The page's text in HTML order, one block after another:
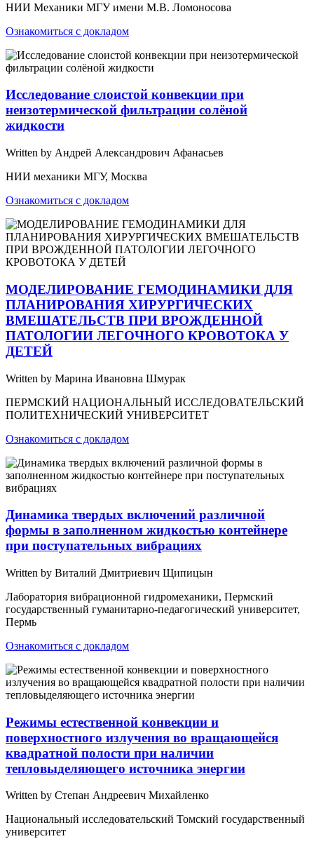
НИИ Механики МГУ имени М.В. Ломоносова
Ознакомиться с докладом
Исследование слоистой конвекции при
неизотермической фильтрации солёной
жидкости
Written by Андрей Александрович Афанасьев
НИИ механики МГУ, Москва
Ознакомиться с докладом
МОДЕЛИРОВАНИЕ ГЕМОДИНАМИКИ ДЛЯ
ПЛАНИРОВАНИЯ ХИРУРГИЧЕСКИХ
ВМЕШАТЕЛЬСТВ ПРИ ВРОЖДЕННОЙ
ПАТОЛОГИИ ЛЕГОЧНОГО КРОВОТОКА У
ДЕТЕЙ
Written by Марина Ивановна Шмурак
ПЕРМСКИЙ НАЦИОНАЛЬНЫЙ ИССЛЕДОВАТЕЛЬСКИЙ
ПОЛИТЕХНИЧЕСКИЙ УНИВЕРСИТЕТ
Ознакомиться с докладом
Динамика твердых включений различной
формы в заполненном жидкостью контейнере
при поступательных вибрациях
Written by Виталий Дмитриевич Щипицын
Лаборатория вибрационной гидромеханики, Пермский
государственный гуманитарно-педагогический университет,
Пермь
Ознакомиться с докладом
Режимы естественной конвекции и
поверхностного излучения во вращающейся
квадратной полости при наличии
тепловыделяющего источника энергии
Written by Степан Андреевич Михайленко
Национальный исследовательский Томский государственный
университет